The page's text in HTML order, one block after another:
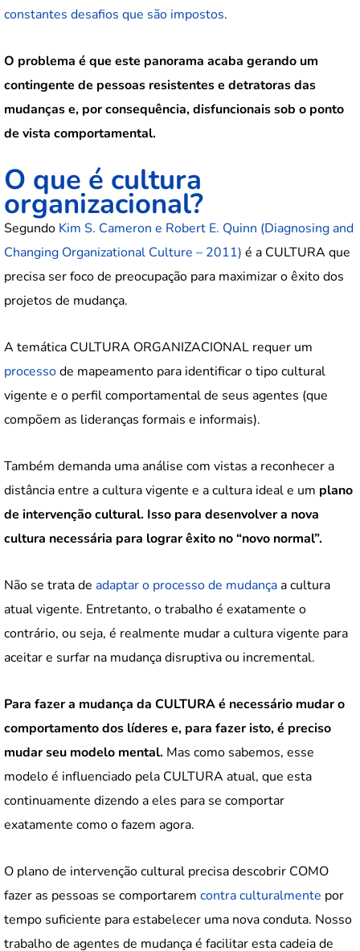
constantes desafios que são impostos.
O problema é que este panorama acaba gerando um
contingente de pessoas resistentes e detratoras das
mudanças e, por consequência, disfuncionais sob o ponto
de vista comportamental.
O que é cultura
organizacional?
Segundo Kim S. Cameron e Robert E. Quinn (Diagnosing and
Changing Organizational Culture – 2011) é a CULTURA que
precisa ser foco de preocupação para maximizar o êxito dos
projetos de mudança.
A temática CULTURA ORGANIZACIONAL requer um
processode mapeamento para identificar o tipo cultural
vigente e o perfil comportamental de seus agentes (que
compõem as lideranças formais e informais).
Também demanda umaanálise com vistas a reconhecer a
distância entre a cultura vigente e a cultura ideal e um plano
de intervenção cultural. Isso para desenvolver a nova
cultura necessária para lograr êxito no “novo normal”.
Não se trata de adaptar o processo de mudançaa cultura
atual vigente. Entretanto, o trabalho é exatamente o
contrário, ou seja, é realmente mudar a cultura vigente para
aceitar e surfar na mudança disruptiva ou incremental.
Para fazer a mudança da CULTURA é necessário mudar o
comportamento dos líderes e, para fazer isto, é preciso
mudar seu modelo mental. Mas como sabemos, esse
modelo é influenciado pela CULTURA atual, que esta
continuamente dizendo a eles para se comportar
exatamente como o fazem agora.
O plano de intervenção cultural precisa descobrir COMO
fazer as pessoas se comportarem contra culturalmente por
tempo suficiente para estabelecer uma nova conduta. Nosso
trabalho de agentes de mudança é facilitar esta cadeia de